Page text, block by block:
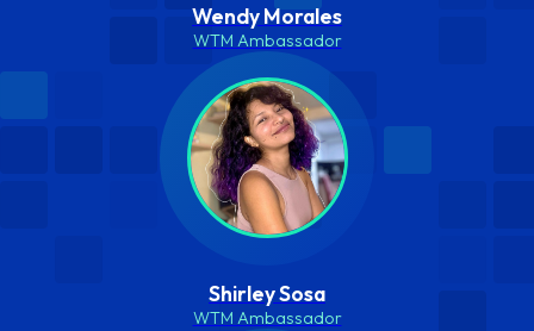
Wendy Morales
WTM Ambassador
Shirley Sosa
WTM Ambassador